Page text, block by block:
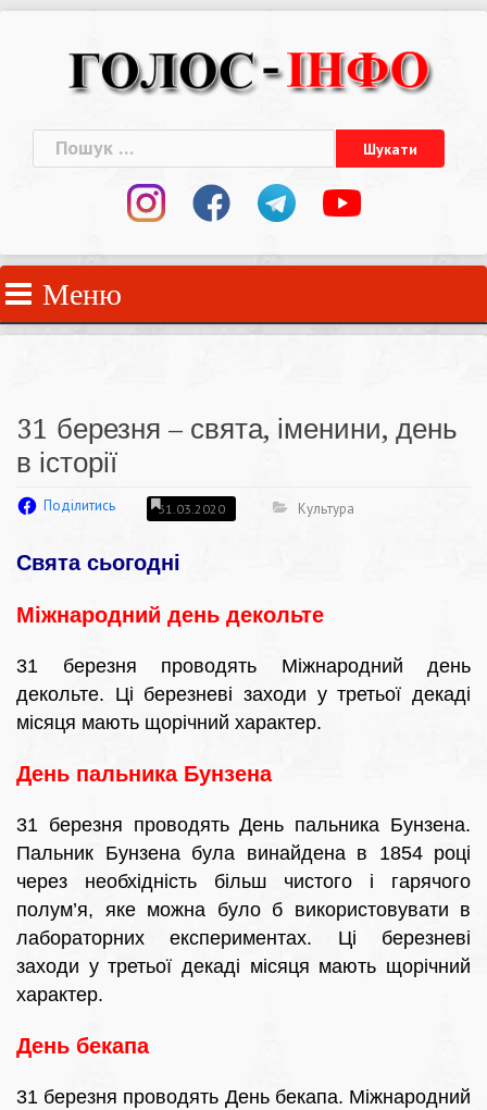
Пошук:
Меню
31 березня – свята, іменини, день
в історії
Поділитись 31.03.2020 Культура
Свята сьогодні
Міжнародний день декольте
31 березня проводять Міжнародний день
декольте. Ці березневі заходи у третьої декаді
місяця мають щорічний характер.
День пальника Бунзена
31 березня проводять День пальника Бунзена.
Пальник Бунзена була винайдена в 1854 році
через необхідність більш чистого і гарячого
полум’я, яке можна було б використовувати в
лабораторних експериментах. Ці березневі
заходи у третьої декаді місяця мають щорічний
характер.
День бекапа
31 березня проводять День бекапа. Міжнародний